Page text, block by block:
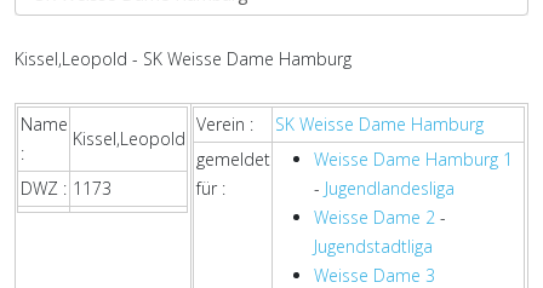
Kissel,Leopold - SK Weisse Dame Hamburg
Name
:
Kissel,Leopold
DWZ : 1173
Verein :
SK Weisse Dame Hamburg
gemeldet
für :
Weisse Dame Hamburg 1
- Jugendlandesliga
Weisse Dame 2-
Jugendstadtliga
Weisse Dame 3